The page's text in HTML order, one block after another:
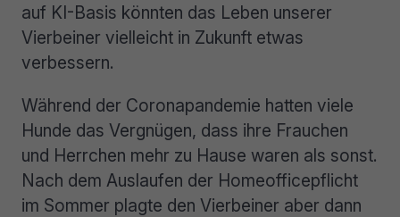
auf KI-Basis könnten das Leben unserer
Vierbeiner vielleicht in Zukunft etwas
verbessern.
Während der Coronapandemie hatten viele
Hunde das Vergnügen, dass ihre Frauchen
und Herrchen mehr zu Hause waren als sonst.
Nach dem Auslaufen der Homeofficepflicht
im Sommer plagte den Vierbeiner aber dann